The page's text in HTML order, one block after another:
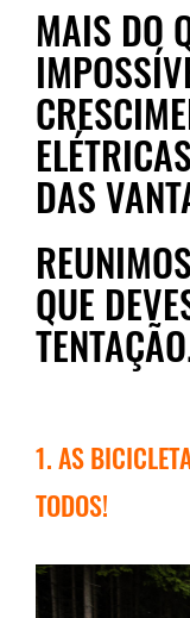
MAIS DO
DAS
QUE
1. AS
TODOS!